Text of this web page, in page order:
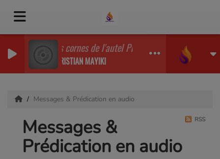
Les cornes de l'autel Predi.MP3
CHRISTIAN MAYIKI
Messages & Prédication en audio
Messages &
Prédication en audio
RSS